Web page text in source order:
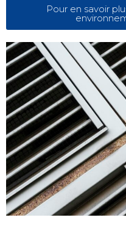
Pour en savoir